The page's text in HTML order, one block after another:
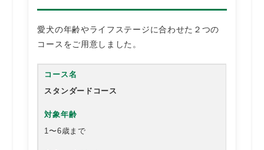
愛犬の年齢やライフステージに合わせた２つの
コースをご用意しました。
スタンダードコース
1〜6歳まで